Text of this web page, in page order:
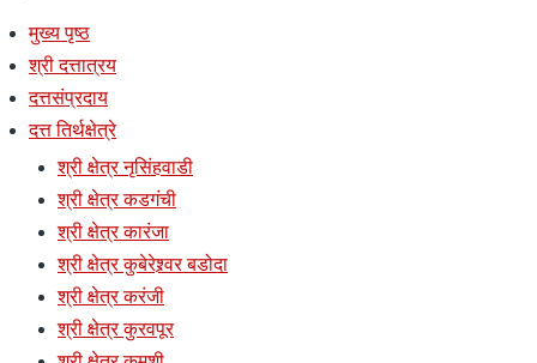
मुख्य पृष्ठ
श्री दत्तात्रय
दत्तसंप्रदाय
दत्त तिर्थक्षेत्रे
श्री क्षेत्र नृसिंहवाडी
श्री क्षेत्र कडगंची
श्री क्षेत्र कारंजा
श्री क्षेत्र कुबेरेश्र्वर बडोदा
श्री क्षेत्र करंजी
श्री क्षेत्र कुरवपूर